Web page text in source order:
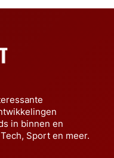
in binnen en
Sport en meer.